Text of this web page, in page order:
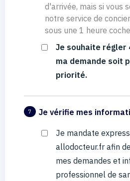
d'arrivée, mais si vous
notre service de
sous une 1 heure
Je souhaite régler
ma demande soit
priorité.
7 Je vérifie mes
Je mandate
allodocteur.fr afin
mes demandes et
professionnel de